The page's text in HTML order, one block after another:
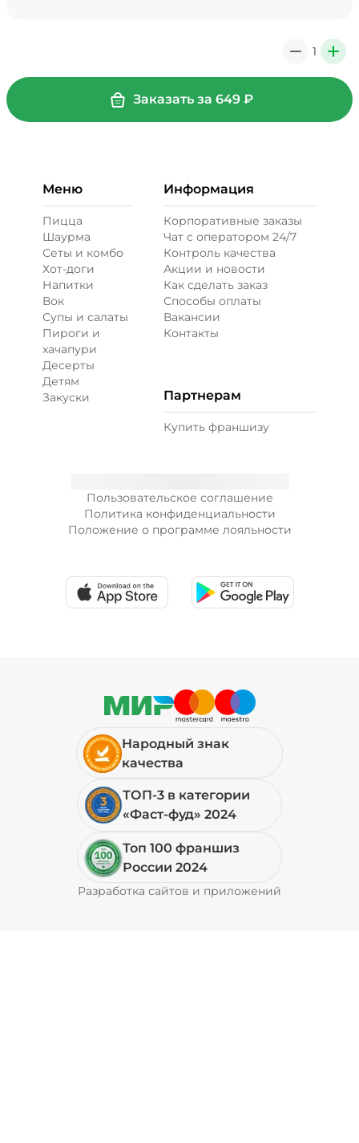
1 +
Заказать за 649₽
Пользовательское соглашение
Политика конфиденциальности
Положение о программе лояльности
Меню
Пицца
Шаурма
Сеты и комбо
Хот-доги
Напитки
Вок
Супы и салаты
Пироги и
хачапури
Десерты
Детям
Закуски
Информация
Корпоративные заказы
Чат с оператором 24/7
Контроль качества
Акции и новости
Как сделать заказ
Способы оплаты
Вакансии
Контакты
Партнерам
Купить франшизу
Народный знак
качества
ТОП-3 в категории
«Фаст-фуд» 2024
Топ 100 франшиз
России 2024
Разработка сайтов и приложений
Pyrobyte